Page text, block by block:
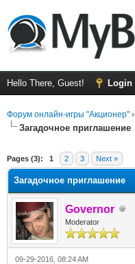
Hello There, Guest! Login
Форум онлайн-игры "Акционер" ›
Загадочное приглашение
Pages (3): 1 2 3 Next »
Загадочное приглашение
Governor
Moderator
09-29-2016, 08:24 AM